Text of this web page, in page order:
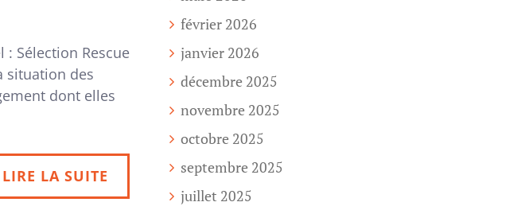
Sélection Rescue
situation des
dont elles
LIRE LA SUITE
février 2026
janvier 2026
décembre 2025
novembre 2025
octobre 2025
septembre 2025
juillet 2025